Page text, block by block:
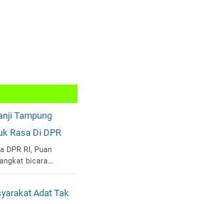
Tampung
Rasa Di DPR
DPR RI, Puan
bicara…
Adat Tak